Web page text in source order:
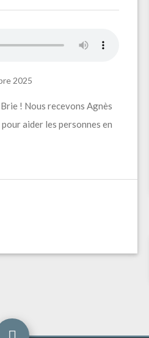
2025
! Nous recevons Agnès
aider les personnes en